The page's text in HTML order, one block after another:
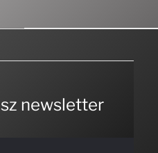
newsletter